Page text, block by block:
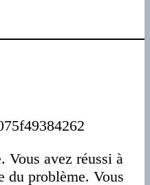
Vous avez réussi à
du problème. Vous